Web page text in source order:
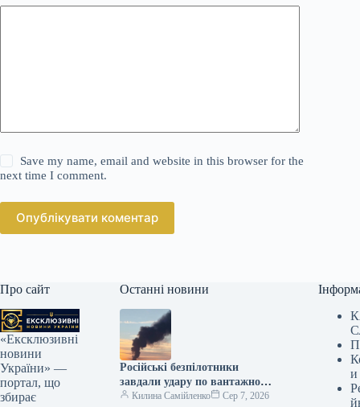
Save my name, email and website in this browser for the
next time I comment.
Опублікувати коментар
Про сайт
«Ексклюзивні
новини
України» —
портал, що
збирає
Останні новини
Російські безпілотники
завдали удару по вантажному
судну, що належить
Килина Самійленко
Сер 7, 2026
и